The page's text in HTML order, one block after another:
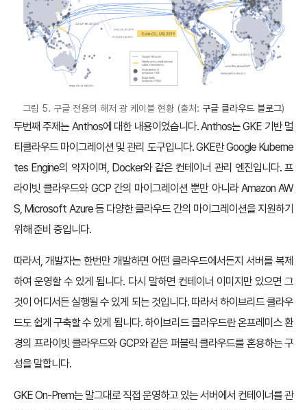
그림 5. 구글 전용의 해저 광 케이블 현황 (출처: 구글 클라우드 블로그)
두번째 주제는 Anthos에 대한 내용이었습니다. Anthos는 GKE 기반 멀
티클라우드 마이그레이션 및 관리 도구입니다. GKE란 Google Kuberne
tes Engine의 약자이며, Docker와 같은 컨테이너 관리 엔진입니다. 프
라이빗 클라우드와 GCP 간의 마이그레이션 뿐만 아니라 Amazon AW
S, Microsoft Azure 등 다양한 클라우드 간의 마이그레이션을 지원하기
위해 준비 중입니다.
따라서, 개발자는 한번만 개발하면 어떤 클라우드에서든지 서버를 복제
하여 운영할 수 있게 됩니다. 다시 말하면 컨테이너 이미지만 있으면 그
것이 어디서든 실행될 수 있게 되는 것입니다. 따라서 하이브리드 클라우
드도 쉽게 구축할 수 있게 됩니다. 하이브리드 클라우드란 온프레미스 환
경의 프라이빗 클라우드와 GCP와 같은 퍼블릭 클라우드를 혼용하는 구
성을 말합니다.
GKE On-Prem는 말그대로 직접 운영하고 있는 서버에서 컨테이너를 관